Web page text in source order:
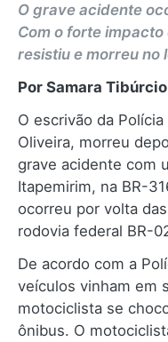
O grave acidente
Com o forte
resistiu e morreu no
Por Samara Tibúrcio
O escrivão da
Oliveira, morreu
grave acidente com
Itapemirim, na BR-
ocorreu por volta
rodovia federal BR-
De acordo com a
veículos vinham em
motociclista se
ônibus. O